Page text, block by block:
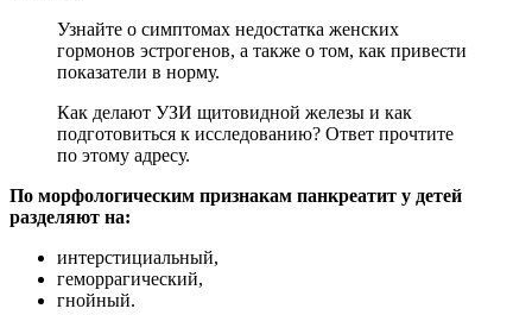
Узнайте о симптомах недостатка женских
гормонов эстрогенов, а также о том, как привести
показатели в норму.
Как делают УЗИ щитовидной железы и как
подготовиться к исследованию? Ответ прочтите
по этому адресу.
По морфологическим признакам панкреатит у детей
разделяют на:
интерстициальный,
геморрагический,
гнойный.